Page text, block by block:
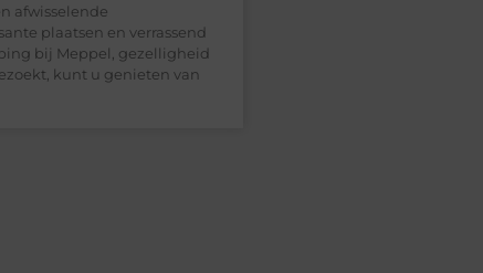
afwisselende
plaatsen en verrassend
bij Meppel, gezelligheid
kunt u genieten van